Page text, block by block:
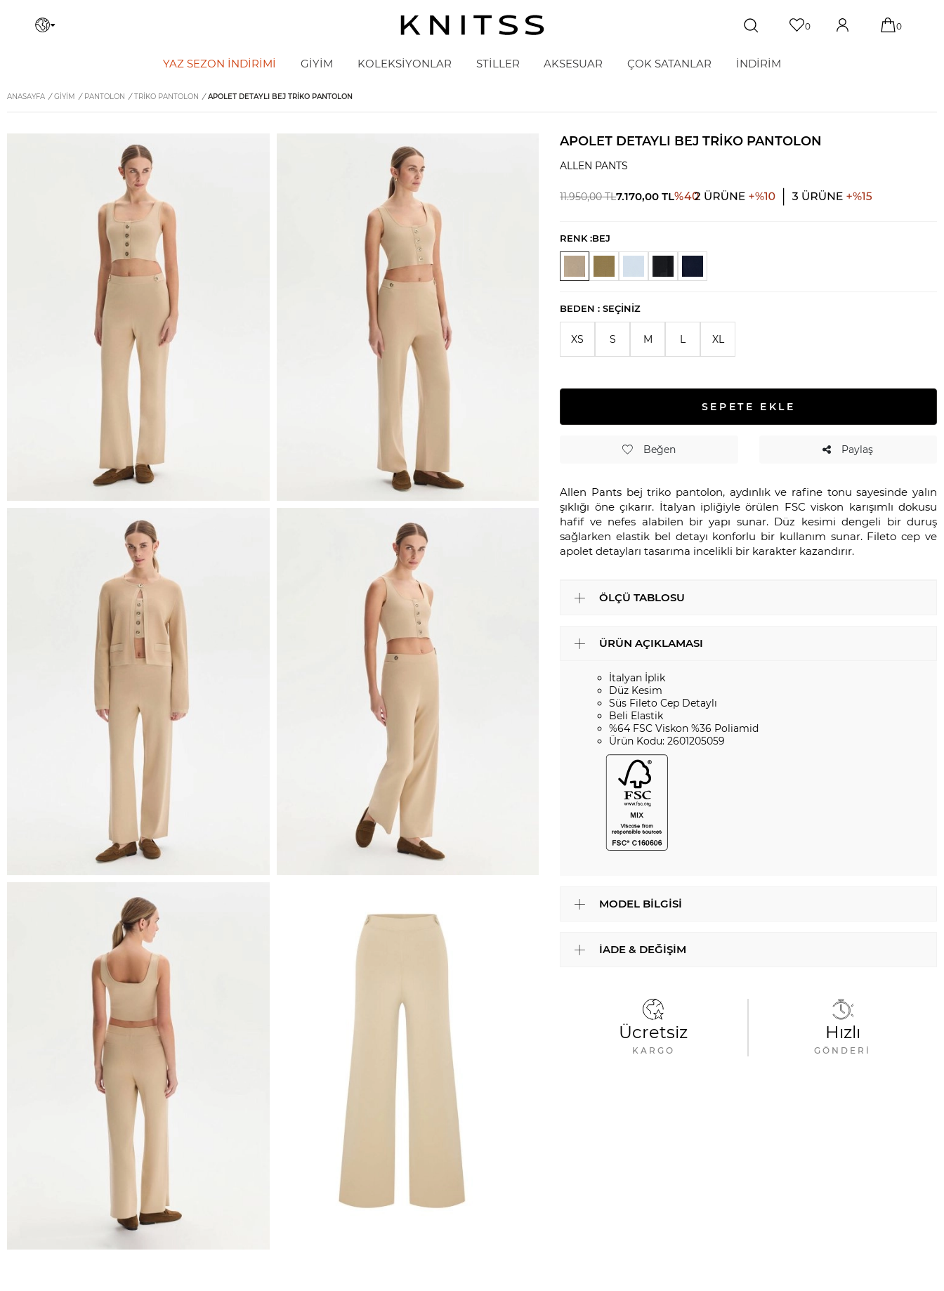
0 0
YAZ SEZON İNDIRIMI GİYİM KOLEKSİYONLAR STİLLER AKSESUAR ÇOK SATANLAR İNDİRİM
ANASAYFA / GİYİM / PANTOLON / TRIKO PANTOLON / APOLET DETAYLI BEJ TRIKO PANTOLON
APOLET DETAYLI BEJ TRIKO PANTOLON
ALLEN PANTS
11.950,00TL7.170,00 TL%40
RENK :BEJ
BEDEN :SEÇINIZ
XS S M L XL
SEPETE EKLE
Beğen Paylaş
Allen Pants bej triko pantolon, aydınlık ve rafine tonu sayesinde yalın
şıklığı öne çıkarır. İtalyan ipliğiyle örülen FSC viskon karışımlı dokusu
hafif ve nefes alabilen bir yapı sunar. Düz kesimi dengeli bir duruş
sağlarken elastik bel detayı konforlu bir kullanım sunar. Fileto cep ve
apolet detayları tasarıma incelikli bir karakter kazandırır.
ÖLÇÜ TABLOSU
ÜRÜN AÇIKLAMASI
İtalyan İplik
Düz Kesim
Süs Fileto Cep Detaylı
Beli Elastik
%64 FSC Viskon %36 Poliamid
Ürün Kodu: 2601205059
MODEL BILGISI
İADE & DEĞIŞIM
Ücretsiz
KARGO
Hızlı
GÖNDERI